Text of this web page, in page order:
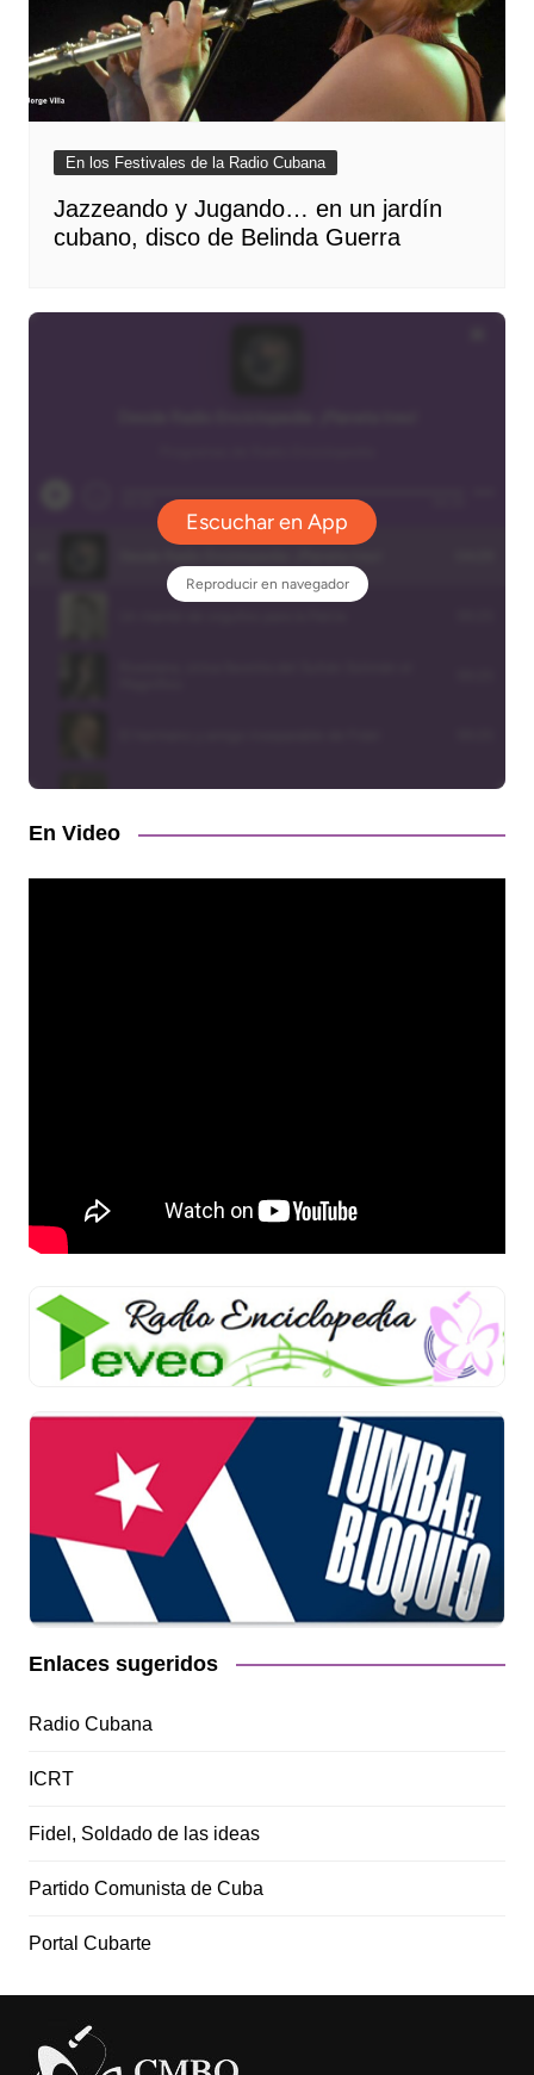
En los Festivales de la Radio Cubana
Jazzeando y Jugando… en un jardín
cubano, disco de Belinda Guerra
En Video
Enlaces sugeridos
Radio Cubana
ICRT
Fidel, Soldado de las ideas
Partido Comunista de Cuba
Portal Cubarte